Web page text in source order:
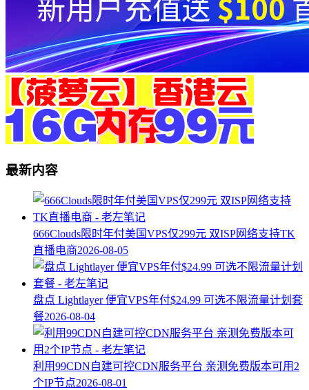
最新内容
666Clouds限时年付美国VPS仅299元 双ISP网络支持TK
直播电商2026-08-05
盘点 Lightlayer 便宜VPS年付$24.99 可选不限流量计划套
餐2026-08-04
利用99CDN自建可控CDN服务平台 亲测免费版本可用2
个IP节点2026-08-01